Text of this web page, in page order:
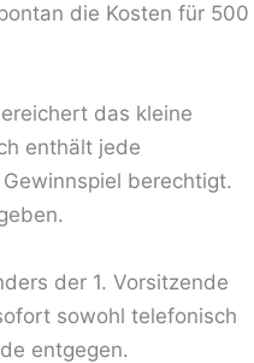
die Kosten für 500
das kleine
enthält jede
berechtigt.
der 1. Vorsitzende
sowohl telefonisch
entgegen.